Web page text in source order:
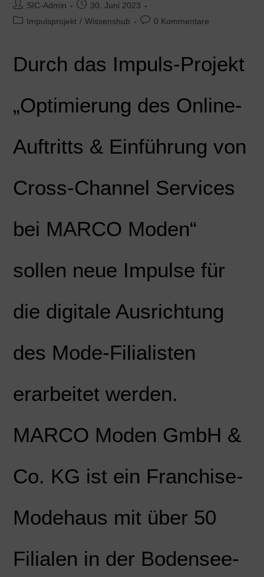
SIC-Admin
30. Juni 2023
Impulsprojekt / Wissenshub 0 Kommentare
Durch das Impuls-Projekt
„Optimierung des Online-
Auftritts & Einführung von
Cross-Channel Services
bei MARCO Moden“
sollen neue Impulse für
die digitale Ausrichtung
des Mode-Filialisten
erarbeitet werden.
MARCO Moden GmbH &
Co. KG ist ein Franchise-
Modehaus mit über 50
Filialen in der Bodensee-